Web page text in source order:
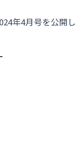
年4月号を公開